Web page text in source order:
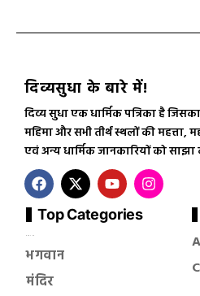
दिव्यसुधा के बारे में!
दिव्य सुधा एक धार्मिक पत्रिका है
महिमा और सभी तीर्थ स्थलों की महत्ता,
एवं अन्य धार्मिक जानकारियों को साझा
Top Categories
भगवान
मंदिर